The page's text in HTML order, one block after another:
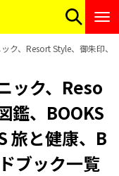
ク、Resort Style、御朱印、
ック、Reso
鑑、BOOKS
旅と健康、B
ブック一覧